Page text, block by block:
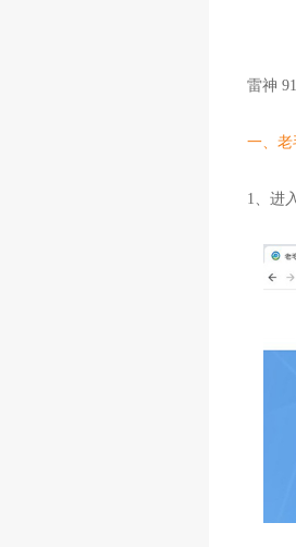
雷神
一、老
1、进